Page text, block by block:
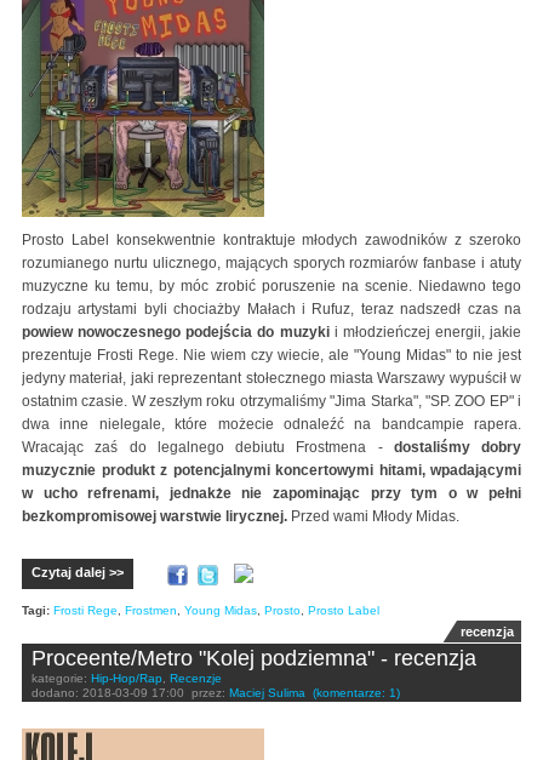
Prosto Label konsekwentnie kontraktuje młodych zawodników z szeroko
rozumianego nurtu ulicznego, mających sporych rozmiarów fanbase i atuty
muzyczne ku temu, by móc zrobić poruszenie na scenie. Niedawno tego
rodzaju artystami byli chociażby Małach i Rufuz, teraz nadszedł czas na
powiew nowoczesnego podejścia do muzyki i młodzieńczej energii, jakie
prezentuje Frosti Rege. Nie wiem czy wiecie, ale "Young Midas" to nie jest
jedyny materiał, jaki reprezentant stołecznego miasta Warszawy wypuścił w
ostatnim czasie. W zeszłym roku otrzymaliśmy "Jima Starka", "SP. ZOO EP" i
dwa inne nielegale, które możecie odnaleźć na bandcampie rapera.
Wracając zaś do legalnego debiutu Frostmena - dostaliśmy dobry
muzycznie produkt z potencjalnymi koncertowymi hitami, wpadającymi
w ucho refrenami, jednakże nie zapominając przy tym o w pełni
bezkompromisowej warstwie lirycznej. Przed wami Młody Midas.
Czytaj dalej >>
Tagi: Frosti Rege Frostmen Young Midas Prosto Prosto Label
recenzja
Proceente/Metro "Kolej podziemna" - recenzja
kategorie: Hip-Hop/Rap
Recenzje
dodano: 2018-03-09 17:00 przez: Maciej Sulima (komentarze: 1)